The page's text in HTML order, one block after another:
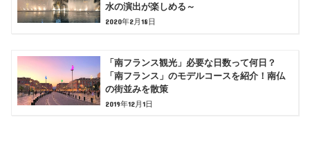
水の演出が楽しめる～
2020年2月18日
「南フランス観光」必要な日数って何日？
「南フランス」のモデルコースを紹介！南仏
の街並みを散策
2019年12月1日